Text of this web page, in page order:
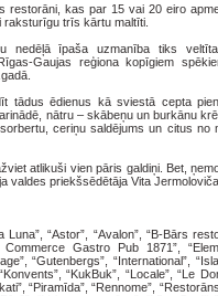
restorāni, kas par 15 vai 20 eiro
raksturīgu trīs kārtu maltīti.
nedēļā īpaša uzmanība tiks
Gaujas reģiona kopīgiem
tādus ēdienus kā sviestā cepta
nātru – skābeņu un burkānu
ceriņu saldējums un citus no
atlikuši vien pāris galdiņi. Bet,
valdes priekšsēdētāja Vita Jermoloviča.
“Astor”, “Avalon”, “B-Bārs
Gastro Pub 1871”,
“Gutenbergs”, “International”,
“KukBuk”, “Locale”, “Le
“Piramīda”, “Rennome”,